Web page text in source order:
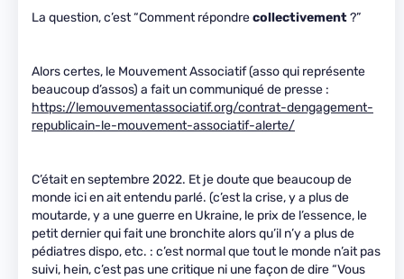
La question, c’est “Comment répondrecollectivement?”
Alors certes, le Mouvement Associatif (asso qui représente
beaucoup d’assos) a fait un communiqué de presse :
https://lemouvementassociatif.org/contrat-dengagement-
republicain-le-mouvement-associatif-alerte/
C’était en septembre 2022. Et je doute que beaucoup de
monde ici en ait entendu parlé. (c’est la crise, y a plus de
moutarde, y a une guerre en Ukraine, le prix de l’essence, le
petit dernier qui fait une bronchite alors qu’il n’y a plus de
pédiatres dispo, etc. : c’est normal que tout le monde n’ait pas
suivi, hein, c’est pas une critique ni une façon de dire “Vous